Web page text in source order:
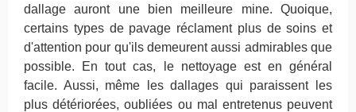
dallage auront une bien meilleure mine. Quoique,
certains types de pavage réclament plus de soins et
d'attention pour qu'ils demeurent aussi admirables que
possible. En tout cas, le nettoyage est en général
facile. Aussi, même les dallages qui paraissent les
plus détériorées, oubliées ou mal entretenus peuvent